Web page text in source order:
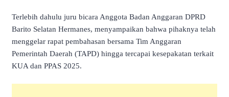
Terlebih dahulu juru bicara Anggota Badan Anggaran DPRD
Barito Selatan Hermanes, menyampaikan bahwa pihaknya telah
menggelar rapat pembahasan bersama Tim Anggaran
Pemerintah Daerah (TAPD) hingga tercapai kesepakatan terkait
KUA dan PPAS 2025.